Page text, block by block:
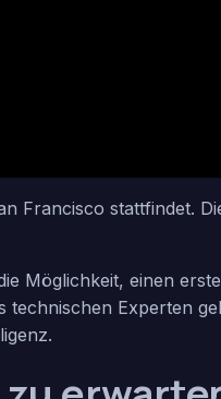
Francisco stattfindet.
Möglichkeit, einen
Experten